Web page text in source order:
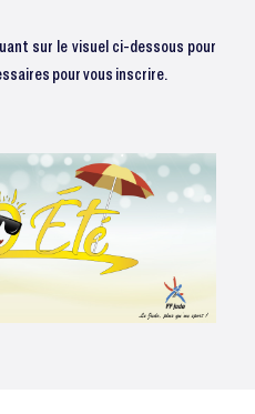
sur le visuel ci-dessous pour
pour vous inscrire.